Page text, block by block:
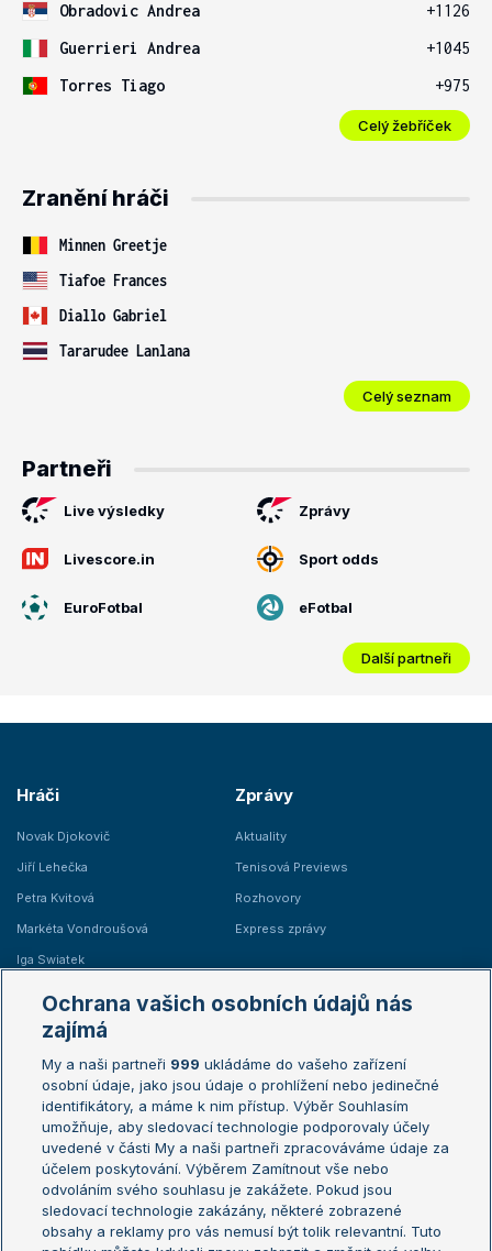
Obradovic Andrea
+1126
Guerrieri Andrea
+1045
Torres Tiago
+975
Celý žebříček
Zranění hráči
Minnen Greetje
Tiafoe Frances
Diallo Gabriel
Tararudee Lanlana
Celý seznam
Partneři
Live výsledky Zprávy
Livescore.in Sport odds
EuroFotbal eFotbal
Další partneři
Hráči
Novak Djokovič
Jiří Lehečka
Petra Kvitová
Markéta Vondroušová
Iga Swiatek
Zprávy
Aktuality
Tenisová Previews
Rozhovory
Express zprávy
Žebříčky
Žebříček ATP (muži)
Žebříček WTA (ženy)
Sázkařský žebříček
Australian Open
French Open
Wimbledon
US Open
Turnaj mistrů
Turnaj mistryň
Ochrana vašich osobních údajů nás
zajímá
My a naši partneři 999 ukládáme do vašeho zařízení
osobní údaje, jako jsou údaje o prohlížení nebo jedinečné
identifikátory, a máme k nim přístup. Výběr Souhlasím
umožňuje, aby sledovací technologie podporovaly účely
uvedené v části My a naši partneři zpracováváme údaje za
účelem poskytování. Výběrem Zamítnout vše nebo
odvoláním svého souhlasu je zakážete. Pokud jsou
sledovací technologie zakázány, některé zobrazené
obsahy a reklamy pro vás nemusí být tolik relevantní. Tuto